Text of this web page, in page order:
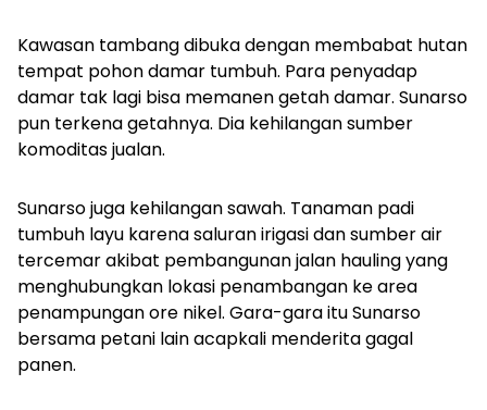
Kawasan tambang dibuka dengan membabat hutan
tempat pohon damar tumbuh. Para penyadap
damar tak lagi bisa memanen getah damar. Sunarso
pun terkena getahnya. Dia kehilangan sumber
komoditas jualan.
Sunarso juga kehilangan sawah. Tanaman padi
tumbuh layu karena saluran irigasi dan sumber air
tercemar akibat pembangunan jalan hauling yang
menghubungkan lokasi penambangan ke area
penampungan ore nikel. Gara-gara itu Sunarso
bersama petani lain acapkali menderita gagal
panen.